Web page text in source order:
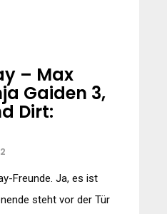
– Max
Gaiden 3,
Dirt:
Freunde. Ja, es ist
steht vor der Tür